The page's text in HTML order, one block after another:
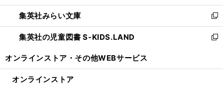
開
く
ウ
で
開
く
ン
ド
ウ
で
ウ
ィ
ン
ド
開
集英社みらい文庫
新
し
い
ン
集英社の児童図書 S-KIDS.LAND
新
ウ
オンラインストア・ その他WEBサービス
オンラインストア